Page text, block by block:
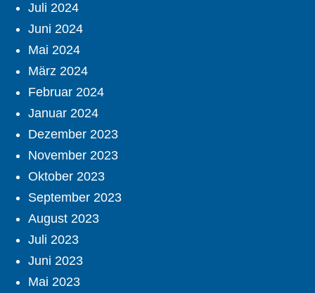
Juli 2024
Juni 2024
Mai 2024
März 2024
Februar 2024
Januar 2024
Dezember 2023
November 2023
Oktober 2023
September 2023
August 2023
Juli 2023
Juni 2023
Mai 2023